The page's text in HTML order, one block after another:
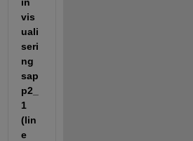
vis
uali
seri
ng
sap
p2_
1
(lin
e